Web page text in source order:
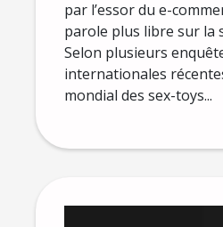
par l’essor du e-
parole plus libre sur la
Selon plusieurs
internationales
mondial des sex-toys...